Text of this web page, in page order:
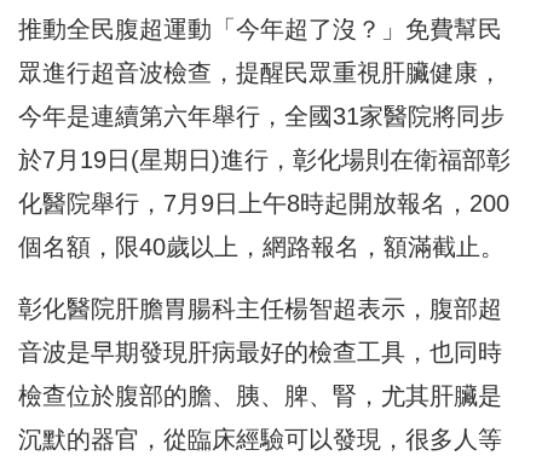
推動全民腹超運動「今年超了沒？」免費幫民
眾進行超音波檢查，提醒民眾重視肝臟健康，
今年是連續第六年舉行，全國31家醫院將同步
於7月19日(星期日)進行，彰化場則在衛福部彰
化醫院舉行，7月9日上午8時起開放報名，200
個名額，限40歲以上，網路報名，額滿截止。
彰化醫院肝膽胃腸科主任楊智超表示，腹部超
音波是早期發現肝病最好的檢查工具，也同時
檢查位於腹部的膽、胰、脾、腎，尤其肝臟是
沉默的器官，從臨床經驗可以發現，很多人等